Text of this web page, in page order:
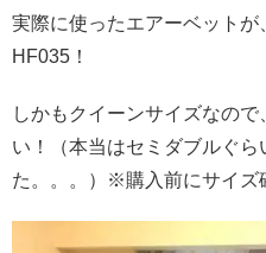
実際に使ったエアーベットが
HF035！
しかもクイーンサイズなの
い！（本当はセミダブルぐ
た。。。）
※購入前にサイズ